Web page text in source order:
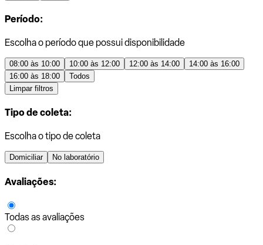
Período:
Escolha o período que possui disponibilidade
08:00 às 10:00 10:00 às 12:00 12:00 às 14:00
14:00 às 16:00
16:00 às 18:00
Todos
Limpar filtros
Tipo de coleta:
Escolha o tipo de coleta
Domiciliar No laboratório
Avaliações:
Todas as avaliações